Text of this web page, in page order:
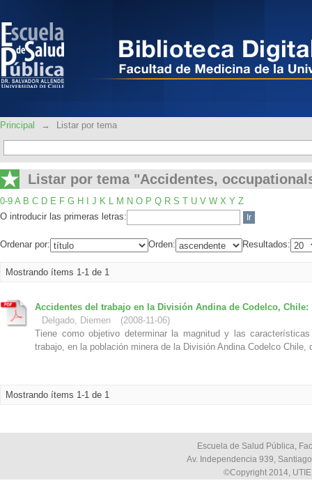
Principal → Listar por tema
Listar por tema "Accidentes,
0-9 A B C D E F G H J K L M N O P Q R S T U V W X Y Z
O introducir las primeras letras:
Ordenar por: Orden: Resultados:
Mostrando ítems 1-1 de 1
Accidentes del trabajo en la División Andina de Codelco, Chile:
Delgado, Diemen
(2008-11-06)
Tiene como objetivo determinar la magnitud y las
trabajo, en la población minera de la División Andina Codelco Chile,
Mostrando ítems 1-1 de 1
Escuela de Salud Pública,
Av. Independencia 939,
©Copyright 2014,